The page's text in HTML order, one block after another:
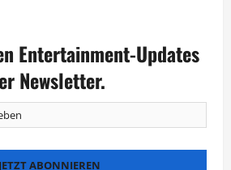
Entertainment-Updates
Newsletter.